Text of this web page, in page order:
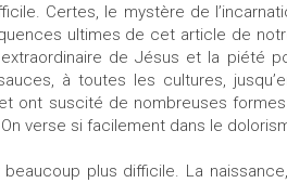
Certes, le mystère de
ultimes de cet article de
de Jésus et la piété
à toutes les cultures,
ont suscité de nombreuses
verse si facilement dans le
plus difficile. La